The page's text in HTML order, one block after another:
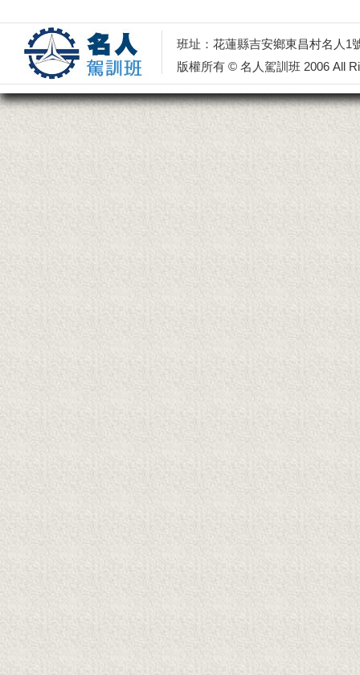
班址：花蓮縣吉安鄉東昌村名
版權所有 © 名人駕訓班 2006 All